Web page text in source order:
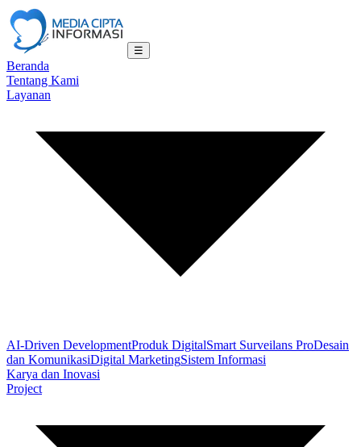
☰
Beranda
Tentang Kami
Layanan
AI-Driven DevelopmentProduk DigitalSmart Surveilans ProDesain
dan KomunikasiDigital MarketingSistem Informasi
Karya dan Inovasi
Project